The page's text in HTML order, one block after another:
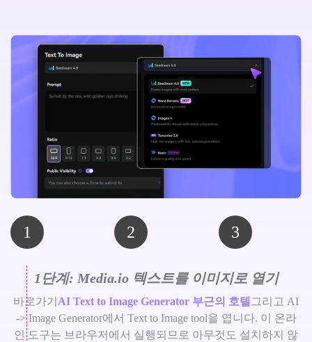
1 2 3
1단계: Media.io 텍스트를 이미지로 열기
바로가기 AI Text to Image Generator 부근의 호텔 그리고 AI
-> Image Generator에서 Text to Image tool을 엽니다. 이 온라
인 도구는 브라우저에서 실행되므로 아무것도 설치하지 않